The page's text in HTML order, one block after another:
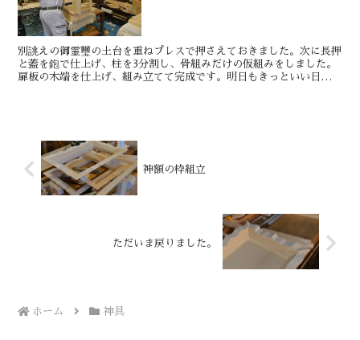
別誂えの御霊璽の土台を重ねプレスで押さえておきました。次に長押
と蓋を鉋で仕上げ、柱を3分割し、骨組みだけの仮組みをしました。
扉板の木端を仕上げ、組み立てて完成です。明日もきっといい日で
神額の枠組立
ただいま戻りました。
ホーム 神具